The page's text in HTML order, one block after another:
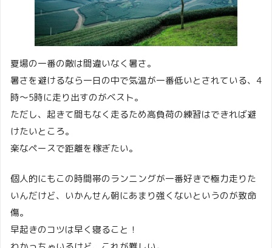
夏場の一番の敵は間違いなく暑さ。
暑さを避けるなら一日の中で気温が一番低いとされている、4
時〜5時に走り出すのがベスト。
ただし、起きて間もなく走るため高負荷の練習はできれば避
けたいところ。
楽なペースで距離を稼ぎたい。
個人的にもこの時間帯のランニングが一番好きで極力走りた
いんだけど、いかんせん朝にあまり強くないというのが致命
傷。
早起きのコツは早く寝ること！